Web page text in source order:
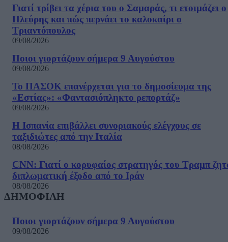
Γιατί τρίβει τα χέρια του ο Σαμαράς, τι ετοιμάζει ο
Πλεύρης και πώς περνάει το καλοκαίρι ο
Τριαντόπουλος
09/08/2026
Ποιοι γιορτάζουν σήμερα 9 Αυγούστου
09/08/2026
Το ΠΑΣΟΚ επανέρχεται για το δημοσίευμα της
«Εστίας»: «Φαντασιόπληκτο ρεπορτάζ»
09/08/2026
Η Ισπανία επιβάλλει συνοριακούς ελέγχους σε
ταξιδιώτες από την Ιταλία
08/08/2026
CNN: Γιατί ο κορυφαίος στρατηγός του Τραμπ
διπλωματική έξοδο από το Ιράν
08/08/2026
ΔΗΜΟΦΙΛΗ
Ποιοι γιορτάζουν σήμερα 9 Αυγούστου
09/08/2026